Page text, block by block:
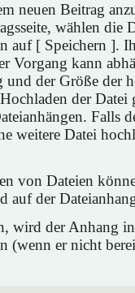
neuen Beitrag
wählen
auf [ Speichern ].
Vorgang kann
der Größe der
der
Falls
weitere Datei
von Dateien
auf der
wird der Anhang
(wenn er nicht